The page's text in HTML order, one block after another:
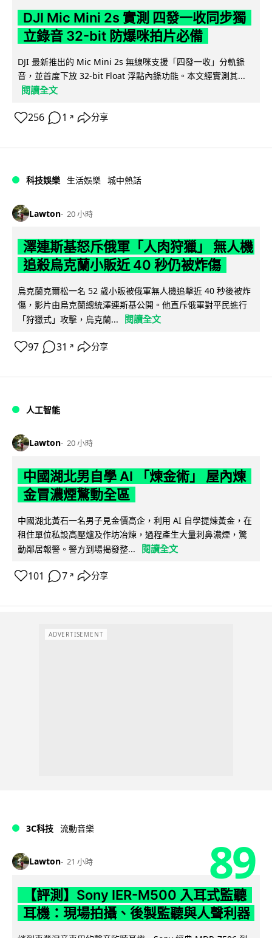
DJI Mic Mini 2s 實測 四發一收同步獨
立錄音 32-bit 防爆咪拍片必備
DJI 最新推出的 Mic Mini 2s 無線咪支援「四發一收」分軌錄
音，並首度下放 32-bit Float 浮點內錄功能。本文經實測其...
閱讀全文
256 1 ↗ 分享
科技娛樂 生活娛樂 城中熱話
Lawton 20 小時
澤連斯基怒斥俄軍「人肉狩獵」 無人機
追殺烏克蘭小販近 40 秒仍被炸傷
烏克蘭克爾松一名 52 歲小販被俄軍無人機追擊近 40 秒後被炸
傷，影片由烏克蘭總統澤連斯基公開。他直斥俄軍對平民進行
「狩獵式」攻擊，烏克蘭...
閱讀全文
97 31 ↗ 分享
人工智能
Lawton 20 小時
中國湖北男自學 AI 「煉金術」 屋內煉
金冒濃煙驚動全區
中國湖北黃石一名男子見金價高企，利用 AI 自學提煉黃金，在
租住單位私設高壓爐及作坊冶煉，過程產生大量刺鼻濃煙，驚
動鄰居報警。警方到場揭發整...
閱讀全文
101 7 ↗ 分享
ADVERTISEMENT
3C科技 流動音樂
Lawton 21 小時 89
【評測】Sony IER-M500 入耳式監聽
耳機：現場拍攝、後製監聽與人聲利器